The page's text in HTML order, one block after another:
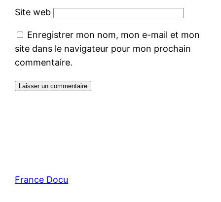
Site web
Enregistrer mon nom, mon e-mail et mon
site dans le navigateur pour mon prochain
commentaire.
France Docu